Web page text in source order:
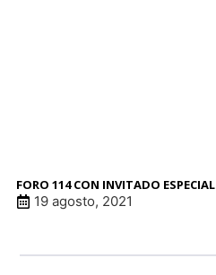
FORO 114 CON INVITADO ESPECIAL
19 agosto, 2021